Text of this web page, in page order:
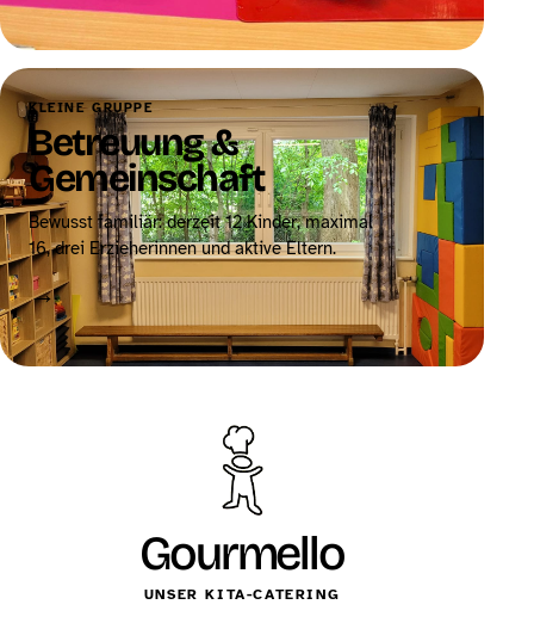
KLEINE GRUPPE
Betreuung &
Gemeinschaft
Bewusst familiär: derzeit 12 Kinder, maximal
16, drei Erzieherinnen und aktive Eltern.
→
Gourmello
UNSER KITA-CATERING